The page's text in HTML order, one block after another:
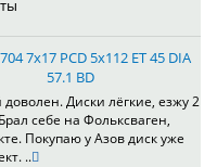
7x17 PCD 5x112 ET 45 DIA
57.1 BD
доволен. Диски лёгкие, езжу 2
себе на Фольксваген,
Покупаю у Азов диск уже
..